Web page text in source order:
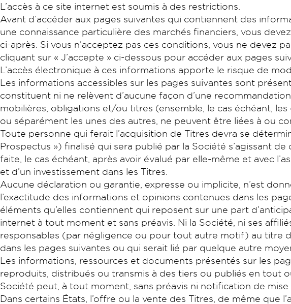
L’accès à ce site internet est soumis à des restrictions.
Avant d’accéder aux pages suivantes qui contiennent des
une connaissance particulière des marchés financiers, vous
ci-après. Si vous n’acceptez pas ces conditions, vous ne devez
cliquant sur « J’accepte » ci-dessous pour accéder aux pages
L’accès électronique à ces informations apporte le risque de
Les informations accessibles sur les pages suivantes sont
constituent ni ne relèvent d’aucune façon d’une
mobilières, obligations et/ou titres (ensemble, le cas échéant,
ou séparément les unes des autres, ne peuvent être liées à ou
Toute personne qui ferait l’acquisition de Titres devra se
Prospectus ») finalisé qui sera publié par la Société s’agissant
faite, le cas échéant, après avoir évalué par elle-même et avec
et d’un investissement dans les Titres.
Aucune déclaration ou garantie, expresse ou implicite, n’est
l’exactitude des informations et opinions contenues dans les
éléments qu’elles contiennent qui reposent sur une part
internet à tout moment et sans préavis. Ni la Société, ni ses
responsables (par négligence ou pour tout autre motif) au titre
dans les pages suivantes ou qui serait lié par quelque autre
Les informations, ressources et documents présentés sur les
reproduits, distribués ou transmis à des tiers ou publiés en tout
Société peut, à tout moment, sans préavis ni notification de
Dans certains États, l’offre ou la vente des Titres, de même